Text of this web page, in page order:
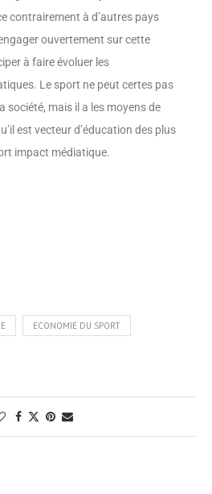
contrairement à d’autres pays
ouvertement sur cette
à faire évoluer les
Le sport ne peut certes pas
société, mais il a les moyens de
est vecteur d’éducation des plus
impact médiatique.
ECONOMIE DU SPORT